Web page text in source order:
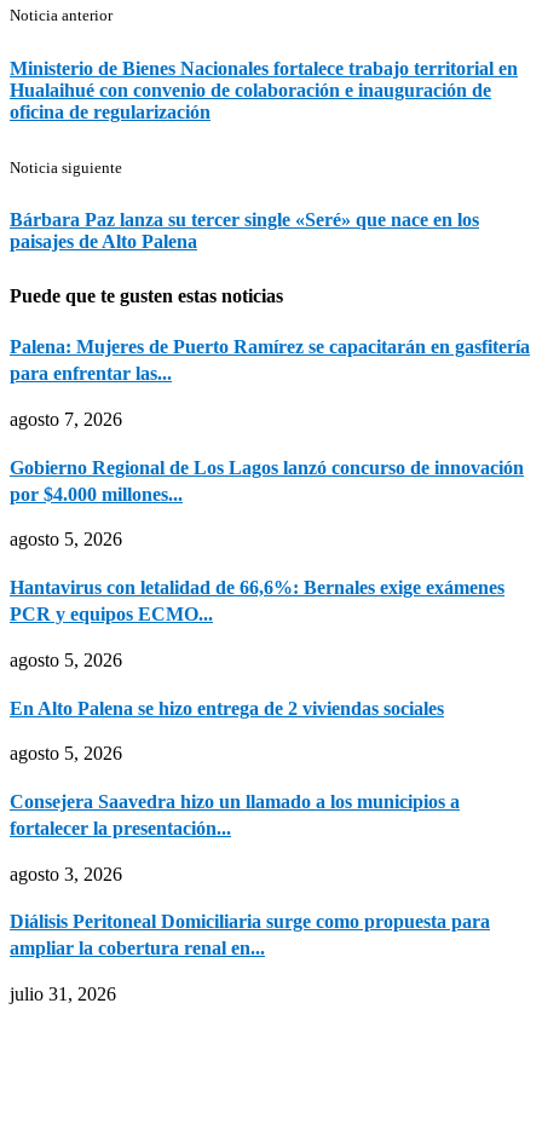
Noticia anterior
Ministerio de Bienes Nacionales fortalece trabajo territorial en
Hualaihué con convenio de colaboración e inauguración de
oficina de regularización
Noticia siguiente
Bárbara Paz lanza su tercer single «Seré» que nace en los
paisajes de Alto Palena
Puede que te gusten estas noticias
Palena: Mujeres de Puerto Ramírez se capacitarán en gasfitería
para enfrentar las...
agosto 7, 2026
Gobierno Regional de Los Lagos lanzó concurso de innovación
por $4.000 millones...
agosto 5, 2026
Hantavirus con letalidad de 66,6%: Bernales exige exámenes
PCR y equipos ECMO...
agosto 5, 2026
En Alto Palena se hizo entrega de 2 viviendas sociales
agosto 5, 2026
Consejera Saavedra hizo un llamado a los municipios a
fortalecer la presentación...
agosto 3, 2026
Diálisis Peritoneal Domiciliaria surge como propuesta para
ampliar la cobertura renal en...
julio 31, 2026